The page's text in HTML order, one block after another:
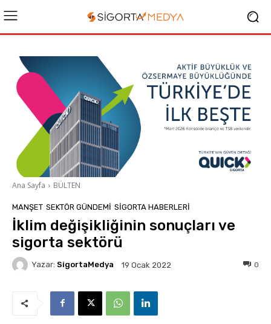
Ana Sayfa BÜLTEN
MANŞET SEKTÖR GÜNDEMİ SIGORTA HABERLERI
İklim değişikliğinin sonuçları ve
sigorta sektörü
Yazar: SigortaMedya 19 Ocak 2022 0